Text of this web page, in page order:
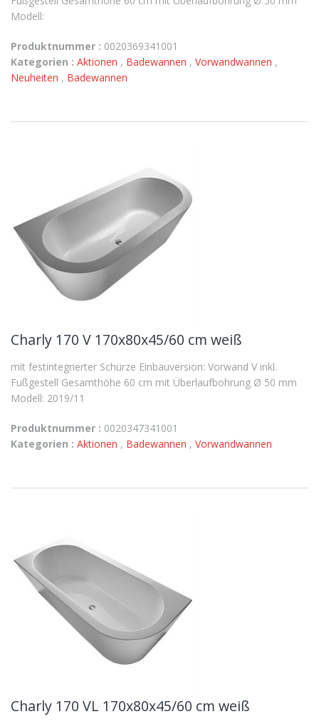
Modell:
Produktnummer : 0020369341001
Kategorien : Aktionen , Badewannen , Vorwandwannen ,
Neuheiten , Badewannen
Charly 170 V 170x80x45/60 cm weiß
mit festintegrierter Schürze Einbauversion: Vorwand V inkl.
Fußgestell Gesamthöhe 60 cm mit Überlaufbohrung Ø 50 mm
Modell: 2019/11
Produktnummer : 0020347341001
Kategorien : Aktionen , Badewannen , Vorwandwannen
Charly 170 VL 170x80x45/60 cm weiß